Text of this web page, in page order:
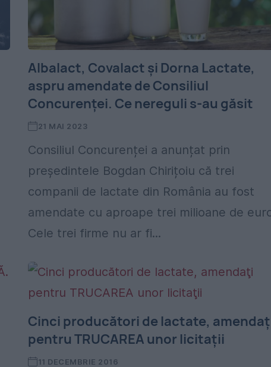
Albalact, Covalact și Dorna Lactate,
aspru amendate de Consiliul
Concurenței. Ce nereguli s-au găsit
21 MAI 2023
Consiliul Concurenței a anunțat prin
președintele Bogdan Chirițoiu că trei
companii de lactate din România au fost
amendate cu aproape trei milioane de
Cele trei firme nu ar fi...
Cinci producători de lactate,
pentru TRUCAREA unor licitaţii
11 DECEMBRIE 2016